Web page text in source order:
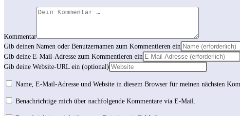
Kommentar
Gib deinen Namen oder Benutzernamen zum Kommentieren ein
Gib deine E-Mail-Adresse zum Kommentieren ein
Gib deine Website-URL ein (optional)
Name, E-Mail-Adresse und Website in diesem Browser für meinen nächsten
Benachrichtige mich über nachfolgende Kommentare via E-Mail.